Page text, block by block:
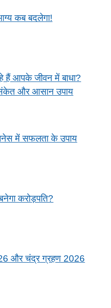
कब बदलेगा!
हैं आपके जीवन में बाधा?
और आसान उपाय
में सफलता के उपाय
करोड़पति?
और चंद्र ग्रहण 2026